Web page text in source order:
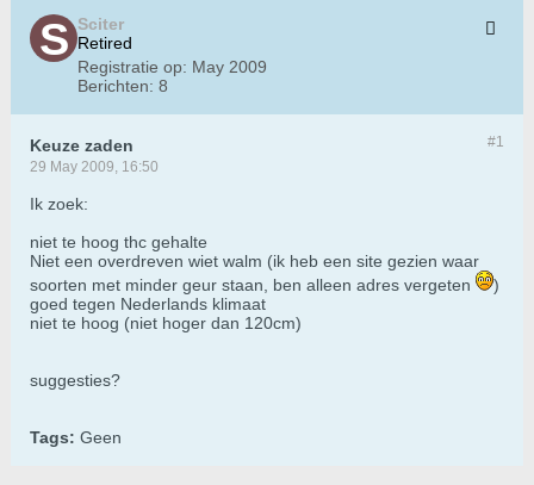
Sciter
Retired
Registratie op: May 2009
Berichten: 8
#1
Keuze zaden
29 May 2009, 16:50
Ik zoek:
niet te hoog thc gehalte
Niet een overdreven wiet walm (ik heb een site gezien waar
soorten met minder geur staan, ben alleen adres vergeten
)
goed tegen Nederlands klimaat
niet te hoog (niet hoger dan 120cm)
suggesties?
Tags: Geen